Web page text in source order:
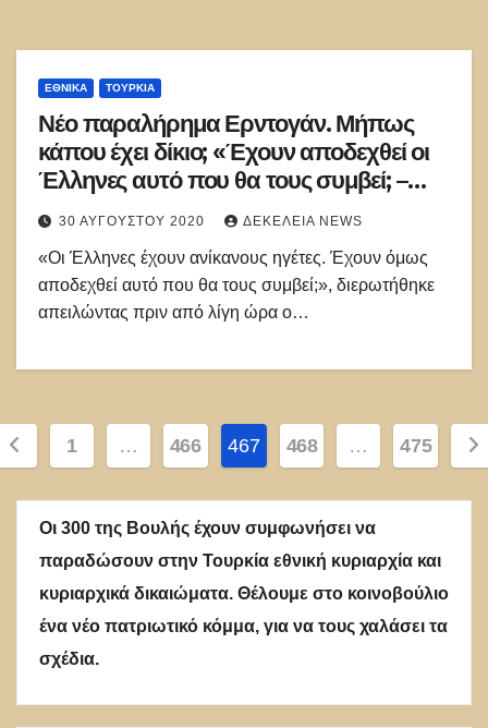
ΕΘΝΙΚΑ ΤΟΥΡΚΊΑ
Νέο παραλήρημα Ερντογάν. Μήπως
κάπου έχει δίκιο; «Έχουν αποδεχθεί οι
Έλληνες αυτό που θα τους συμβεί; –
Ανίκανοι οι ηγέτες τους»!
30 ΑΥΓΟΎΣΤΟΥ 2020 ΔΕΚΈΛΕΙΑ NEWS
«Οι Έλληνες έχουν ανίκανους ηγέτες. Έχουν όμως
αποδεχθεί αυτό που θα τους συμβεί;», διερωτήθηκε
απειλώντας πριν από λίγη ώρα ο…
1 … 466 467 468 … 475
Οι 300 της Βουλής έχουν συμφωνήσει να
παραδώσουν στην Τουρκία εθνική κυριαρχία και
κυριαρχικά δικαιώματα. Θέλουμε στο κοινοβούλιο
ένα νέο πατριωτικό κόμμα, για να τους χαλάσει τα
σχέδια.